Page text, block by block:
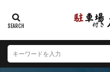
カテゴリー
エリア